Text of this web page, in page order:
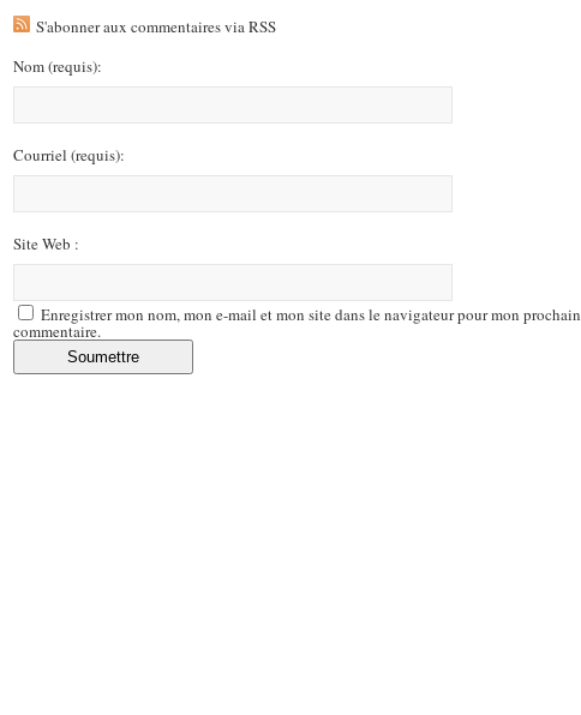
S'abonner aux commentaires via RSS
Nom(requis):
Courriel (requis):
Site Web :
Enregistrer mon nom, mon e-mail et mon site dans le navigateur pour mon prochain
commentaire.